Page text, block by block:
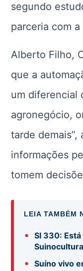
segundo
parceria com a
Alberto Filho,
que a
um diferencial
agronegócio,
tarde
informações
tomem
LEIA TAMBÉM
•
SI 330:
•
Suíno vivo